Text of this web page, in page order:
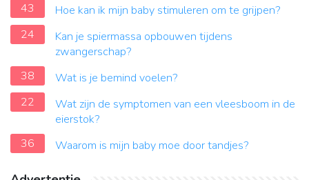
43
Hoe kan ik mijn baby stimuleren om te grijpen?
24
Kan je spiermassa opbouwen tijdens
zwangerschap?
38
Wat is je bemind voelen?
22
Wat zijn de symptomen van een vleesboom in de
eierstok?
36
Waarom is mijn baby moe door tandjes?